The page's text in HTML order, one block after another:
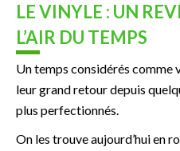
LE VINYLE : UN
L’AIR DU TEMPS
Un temps considérés comme
leur grand retour depuis
plus perfectionnés.
On les trouve aujourd’hui en